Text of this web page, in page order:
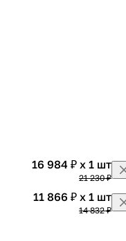
16 984 ₽ x 1 шт
21 230 ₽
11 866 ₽ x 1 шт
14 832 ₽